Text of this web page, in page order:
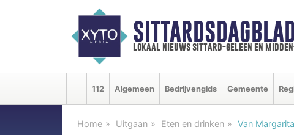
lokaal nieuws sittard-geleen en
112 Algemeen Bedrijvengids Gemeente
Home Uitgaan Eten en drinken Van